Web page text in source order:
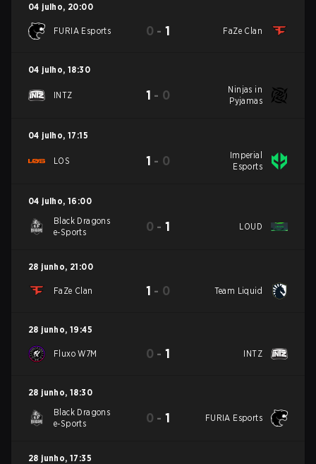
04 julho, 20:00
FURIA Esports 0 -1 FaZe Clan
04 julho, 18:30
INTZ 1 - 0
Ninjas in
Pyjamas
04 julho, 17:15
LOS 1 - 0
Imperial
Esports
04 julho, 16:00
Black Dragons
e-Sports
0 -1 LOUD
28 junho, 21:00
FaZe Clan 1 - 0 Team Liquid
28 junho, 19:45
Fluxo W7M 0 -1 INTZ
28 junho, 18:30
Black Dragons
e-Sports
0 -1 FURIA Esports
28 junho, 17:35